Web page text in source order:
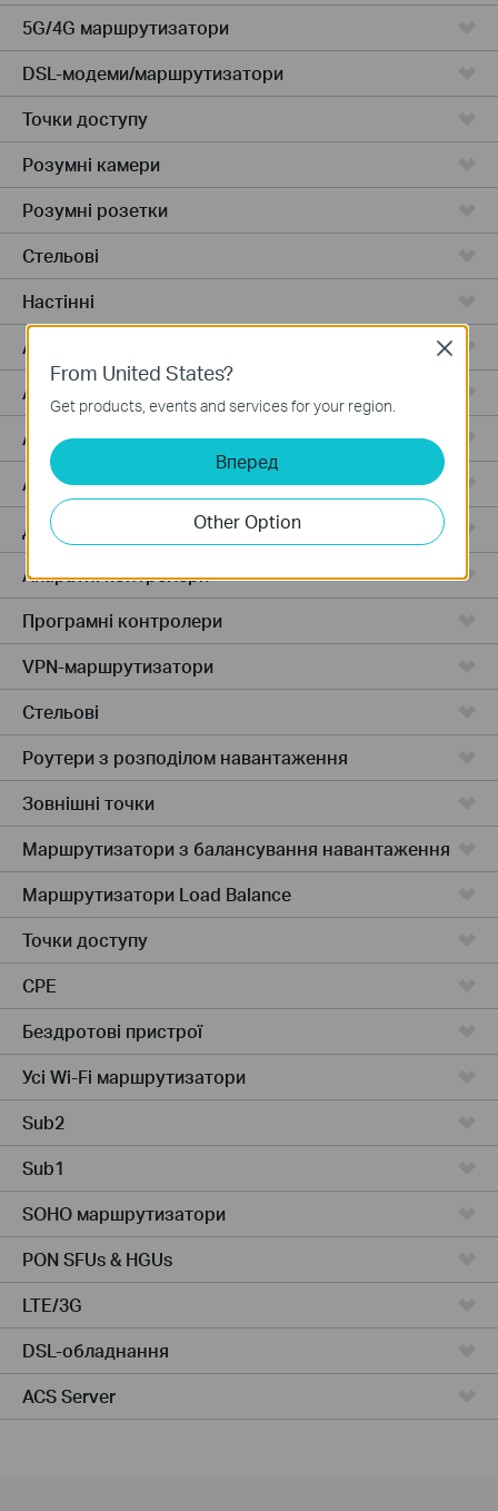
5G/4G маршрутизатори
DSL-модеми/маршрутизатори
Точки доступу
Розумні камери
Розумні розетки
Стельові
Настінні
Access Plus
Access
Access Pro
Aggregation
Дротові маршрутизатори
Апаратні контролери
Програмні контролери
VPN-маршрутизатори
Стельові
Роутери з розподілом навантаження
Зовнішні точки
Маршрутизатори з балансування навантаження
Маршрутизатори Load Balance
Точки доступу
CPE
Бездротові пристрої
Усі Wi-Fi маршрутизатори
Sub2
Sub1
SOHO маршрутизатори
PON SFUs & HGUs
LTE/3G
DSL-обладнання
ACS Server
From United States?
Get products, events and services for your region.
Вперед
Other Option
Close